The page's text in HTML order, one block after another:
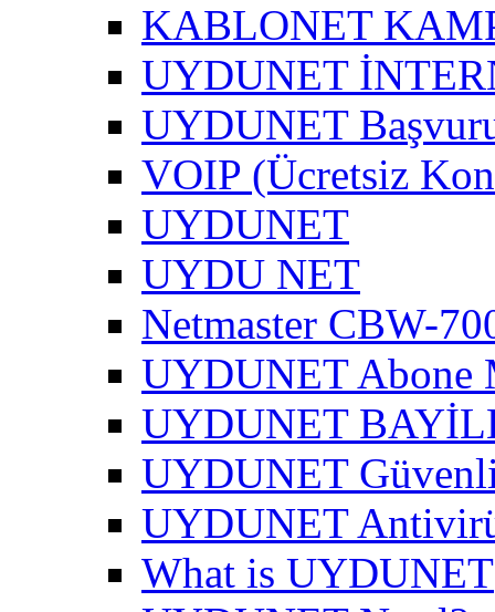
KABLONET
UYDUNET
UYDUNET
VOIP (Ücretsiz
UYDUNET
UYDU NET
Netmaster CBW-
UYDUNET Abone
UYDUNET
UYDUNET
UYDUNET
What is UYDUNET